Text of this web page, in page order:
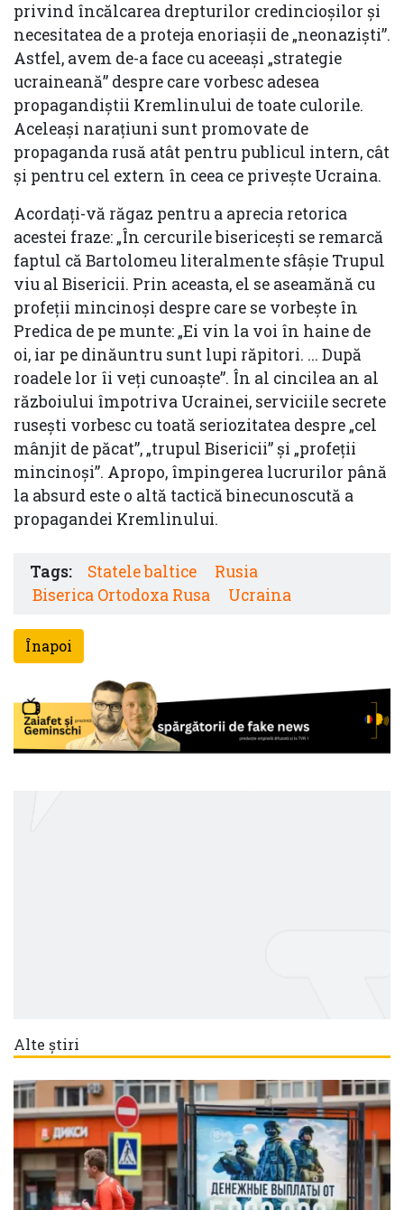
privind încălcarea drepturilor credincioșilor și
necesitatea de a proteja enoriașii de „neonaziști”.
Astfel, avem de-a face cu aceeași „strategie
ucraineană” despre care vorbesc adesea
propagandiștii Kremlinului de toate culorile.
Aceleași narațiuni sunt promovate de
propaganda rusă atât pentru publicul intern, cât
și pentru cel extern în ceea ce privește Ucraina.
Acordați-vă răgaz pentru a aprecia retorica
acestei fraze: „În cercurile bisericești se remarcă
faptul că Bartolomeu literalmente sfâșie Trupul
viu al Bisericii. Prin aceasta, el se aseamănă cu
profeții mincinoși despre care se vorbește în
Predica de pe munte: „Ei vin la voi în haine de
oi, iar pe dinăuntru sunt lupi răpitori. ... După
roadele lor îi veți cunoaște”. În al cincilea an al
războiului împotriva Ucrainei, serviciile secrete
rusești vorbesc cu toată seriozitatea despre „cel
mânjit de păcat”, „trupul Bisericii” și „profeții
mincinoși”. Apropo, împingerea lucrurilor până
la absurd este o altă tactică binecunoscută a
propagandei Kremlinului.
Tags: Statele baltice
Rusia
Biserica Ortodoxa Rusa
Ucraina
Înapoi
Alte știri